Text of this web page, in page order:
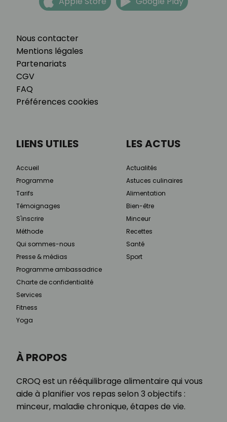
Nous contacter
Mentions légales
Partenariats
CGV
FAQ
Préférences cookies
À PROPOS
CROQ est un rééquilibrage alimentaire qui vous
aide à planifier vos repas selon 3 objectifs :
minceur, maladie chronique, étapes de vie.
LIENS UTILES
Accueil
Programme
Tarifs
Témoignages
S'inscrire
Méthode
Qui sommes-nous
Presse & médias
Programme ambassadrice
Charte de confidentialité
Services
Fitness
Yoga
LES ACTUS
Actualités
Astuces culinaires
Alimentation
Bien-être
Minceur
Recettes
Santé
Sport